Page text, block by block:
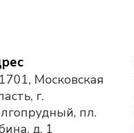
Московская
г.
пл.
д. 1